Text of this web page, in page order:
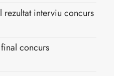
rezultat interviu concurs
concurs